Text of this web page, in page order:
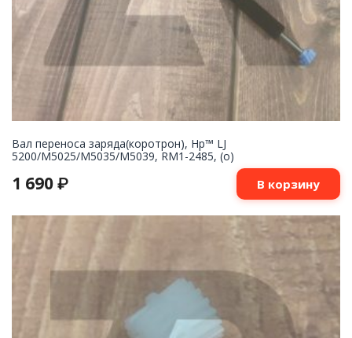
Вал переноса заряда(коротрон), Hp™ LJ
5200/M5025/M5035/M5039, RM1-2485, (о)
1 690 ₽ В корзину